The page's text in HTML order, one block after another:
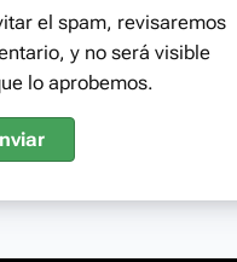
el spam, revisaremos
y no será visible
lo aprobemos.